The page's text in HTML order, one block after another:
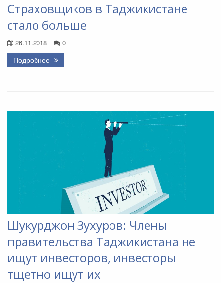
Страховщиков в Таджикистане
стало больше
26.11.2018 0
Подробнее
Шукурджон Зухуров: Члены
правительства Таджикистана не
ищут инвесторов, инвесторы
тщетно ищут их